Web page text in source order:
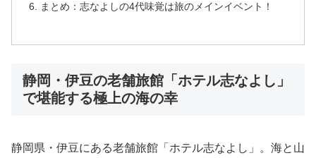
まとめ：志なよしの4代味覚は旅のメインイベント！
静岡・伊豆の老舗旅館「ホテル志なよし」
で堪能する極上の海の幸
静岡県・伊豆にある老舗旅館「ホテル志なよし」。海と山